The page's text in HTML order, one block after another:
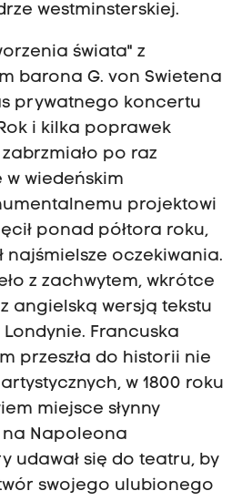
westminsterskiej.
świata" z
barona G. von Swietena
prywatnego koncertu
i kilka poprawek
po raz
wiedeńskim
projektowi
ponad półtora roku,
najśmielsze oczekiwania.
z zachwytem, wkrótce
angielską wersją tekstu
Francuska
przeszła do historii nie
w 1800 roku
miejsce słynny
Napoleona
udawał się do teatru, by
swojego ulubionego